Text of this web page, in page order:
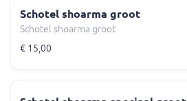
Schotel shoarma groot
Schotel shoarma groot
€ 15,00